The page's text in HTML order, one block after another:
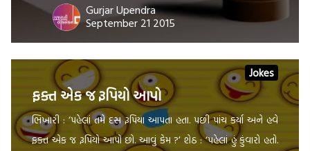
Gurjar Upendra
September 21 2015
Jokes
ફક્ત એક જ રૂપિયો આપો
ભિખારી : ‘પહેલાં તમે દસ રૂપિયા આપતા હતા. પછી પાંચ કર્યા અને હવે
ફક્ત એક જ રૂપિયો આપો છો. આવું કેમ ?’ શેઠ : ‘પહેલાં હું કુંવારો હતો.